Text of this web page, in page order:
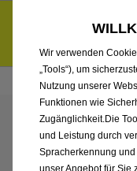
6.000 € staatliche
Wir verwenden
„Tools“), um
Nutzung unserer
Funktionen wie
Zugänglichkeit.Die
und Leistung durch
Spracherkennung
unser Angebot für Sie